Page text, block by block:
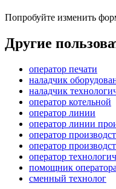
Попробуйте изменить
Другие
оператор печати
наладчик
наладчик
оператор котельной
оператор линии
оператор линии
оператор
оператор
оператор
помощник оператора
сменный технолог